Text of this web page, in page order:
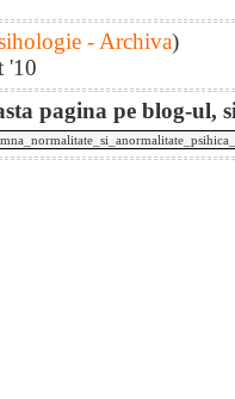
- Archiva)
'10
pagina pe blog-ul,